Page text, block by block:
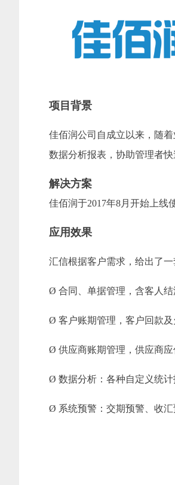
项目背景
佳佰润公司自成立以来，随
数据分析报表，协助管理者
解决方案
佳佰润于2017年8月开始上线
应用效果
汇信根据客户需求，给出了
Ø 合同、单据管理，含客人
Ø 客户账期管理，客户回款
Ø 供应商账期管理，供应商
Ø 数据分析：各种自定义统
Ø 系统预警：交期预警、收汇